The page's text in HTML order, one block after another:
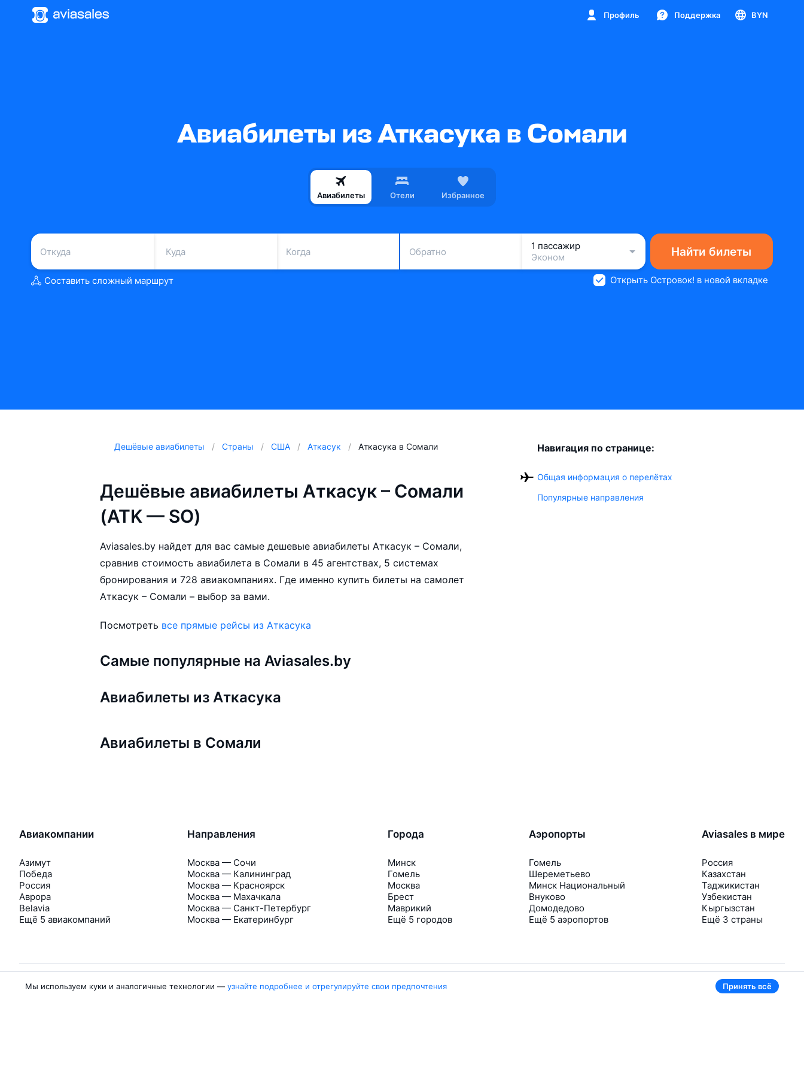
Профиль Поддержка BYN
Авиабилеты из Аткасука в Сомали
Авиабилеты Отели Избранное
Когда Обратно
1 пассажир
Эконом
Найти билеты
Составить сложный маршрут Открыть Островок! в новой вкладке
Дешёвые авиабилеты Страны США Аткасук Аткасука в Сомали
Дешёвые авиабилеты Аткасук – Сомали
(ATK — SO)
Aviasales.by найдет для вас самые дешевые авиабилеты Аткасук – Сомали,
сравнив стоимость авиабилета в Сомали в 45 агентствах, 5 системах
бронирования и 728 авиакомпаниях. Где именно купить билеты на самолет
Аткасук – Сомали – выбор за вами.
Посмотреть все прямые рейсы из Аткасука
Самые популярные на Aviasales.by
Авиабилеты из Аткасука
Авиабилеты в Сомали
Навигация по странице:
Общая информация о перелётах
Популярные направления
Авиакомпании
Азимут
Победа
Россия
Аврора
Belavia
Ещё 5 авиакомпаний
Направления
Москва — Сочи
Москва — Калининград
Москва — Красноярск
Москва — Махачкала
Москва — Санкт-Петербург
Москва — Екатеринбург
Города
Минск
Гомель
Москва
Брест
Маврикий
Ещё 5 городов
Аэропорты
Гомель
Шереметьево
Минск Национальный
Внуково
Домодедово
Ещё 5 аэропортов
Aviasales в мире
Россия
Казахстан
Таджикистан
Узбекистан
Кыргызстан
Ещё 3 страны
Мы используем куки и аналогичные технологии — узнайте подробнее и отрегулируйте свои предпочтения Принять всё